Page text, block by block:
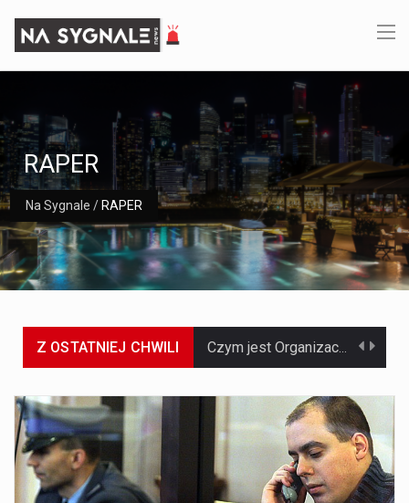
Na Sygnale / RAPER
RAPER
Z OSTATNIEJ CHWILI Czym jest Organizacja Traktatu Północnoatlantyckiego? Organizacja Traktatu Północnoatlantyckiego, powszechnie znana jako NATO, to międzynarodowy sojusz polityczno-wojskowy, który powstał 4 kwietnia 1949 roku. Został założony przez…
Co to jest prognoza pogody na 14 dni? Prognoza pogody na 14 dni to niezwykle cenne narzędzie, które dostarcza szczegółowych informacji o długoterminowych warunkach atmosferycznych…
Co to jest serwis Aktualności Polska dzisiaj? Serwis Aktualności Polska dzisiaj to żywy i nowoczesny portal, który dostarcza najświeższe wieści z kraju i zagranicy. Obejmuje…